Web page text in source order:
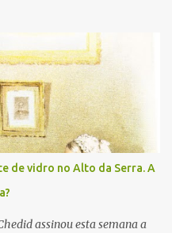
do país e terá percursos
Negra, Amparo, Monte Alegre
a segurança dos
de rodovias e estradas
ao longo da prova.
Penteado, em Serra Negra,
De acordo com o
as prefeituras envolvidas,
e os trechos serão
de vidro no Alto da Serra. A
assinou esta semana a